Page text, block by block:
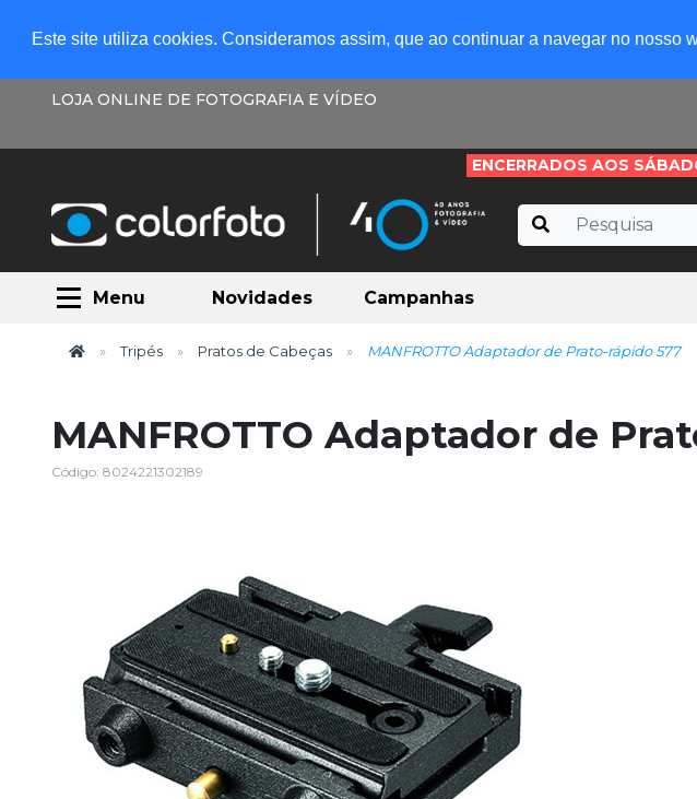
Este site utiliza cookies. Consideramos assim, que ao continuar a navegar no nosso
LOJA ONLINE DE FOTOGRAFIA E VÍDEO
ENCERRADOS AOS
Menu Novidades Campanhas
Tripés Pratos de Cabeças MANFROTTO Adaptador de Prato-rápido 577
MANFROTTO Adaptador de
Código: 8024221302189